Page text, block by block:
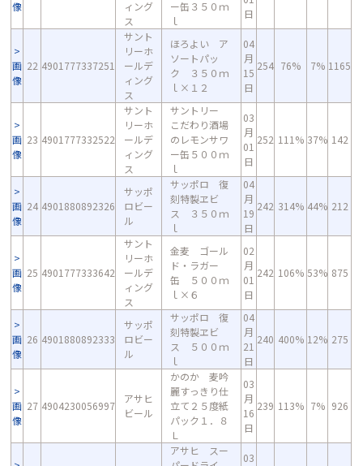
像
ィング
ス
ー缶３５０ｍ
ｌ
日
画
像
22 4901777337251
サント
リーホ
ールデ
ィング
ス
ほろよい ア
ソートパッ
ク ３５０ｍ
ｌ×１２
04
月
15
日
254 76% 7% 1165
画
像
23 4901777332522
サント
リーホ
ールデ
ィング
ス
サントリー
こだわり酒場
のレモンサワ
ー缶５００ｍ
ｌ
03
月
01
日
252 111% 37% 142
画
像
24 4901880892326
サッポ
ロビー
ル
サッポロ 復
刻特製ヱビ
ス ３５０ｍ
ｌ
04
月
19
日
242 314% 44% 212
画
像
25 4901777333642
サント
リーホ
ールデ
ィング
ス
金麦 ゴール
ド・ラガー
缶 ５００ｍ
ｌ×６
02
月
01
日
242 106% 53% 875
画
像
26 4901880892333
サッポ
ロビー
ル
サッポロ 復
刻特製ヱビ
ス ５００ｍ
ｌ
04
月
21
日
240 400% 12% 275
画
像
27 4904230056997
アサヒ
ビール
かのか 麦吟
麗すっきり仕
立て２５度紙
パック１．８
Ｌ
03
月
16
日
239 113% 7% 926
アサヒ スー
03